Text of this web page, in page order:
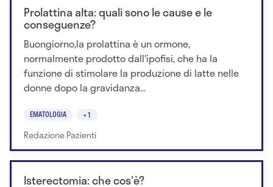
Prolattina alta: quali sono le cause e le
conseguenze?
Buongiorno,la prolattina è un ormone,
normalmente prodotto dall'ipofisi, che ha la
funzione di stimolare la produzione di latte nelle
donne dopo la gravidanza...
EMATOLOGIA +1
Redazione Pazienti
Isterectomia: che cos'è?